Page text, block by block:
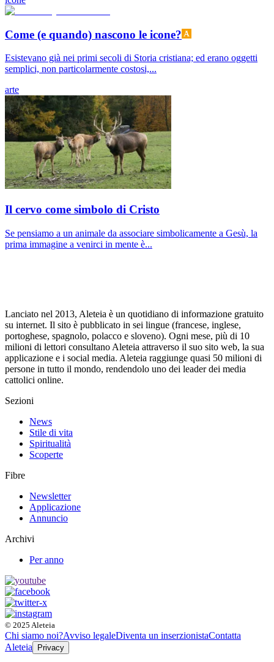
Come (e quando) nascono le icone?
Esistevano già nei primi secoli di Storia cristiana; ed erano oggetti
semplici, non particolarmente costosi,...
arte
Il cervo come simbolo di Cristo
Se pensiamo a un animale da associare simbolicamente a Gesù, la
prima immagine a venirci in mente è...
Lanciato nel 2013, Aleteia è un quotidiano di informazione gratuito
su internet. Il sito è pubblicato in sei lingue (francese, inglese,
portoghese, spagnolo, polacco e sloveno). Ogni mese, più di 10
milioni di lettori consultano Aleteia attraverso il suo sito web, la sua
applicazione e i social media. Aleteia raggiunge quasi 50 milioni di
persone in tutto il mondo, rendendolo uno dei leader dei media
cattolici online.
Sezioni
News
Stile di vita
Spiritualità
Scoperte
Fibre
Newsletter
Applicazione
Annuncio
Archivi
Per anno
© 2025 Aleteia
Chi siamo noi?Avviso legaleDiventa un inserzionistaContatta
Aleteia
Privacy